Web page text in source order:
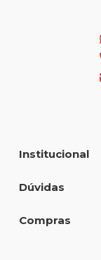
Institucional
Dúvidas
Compras